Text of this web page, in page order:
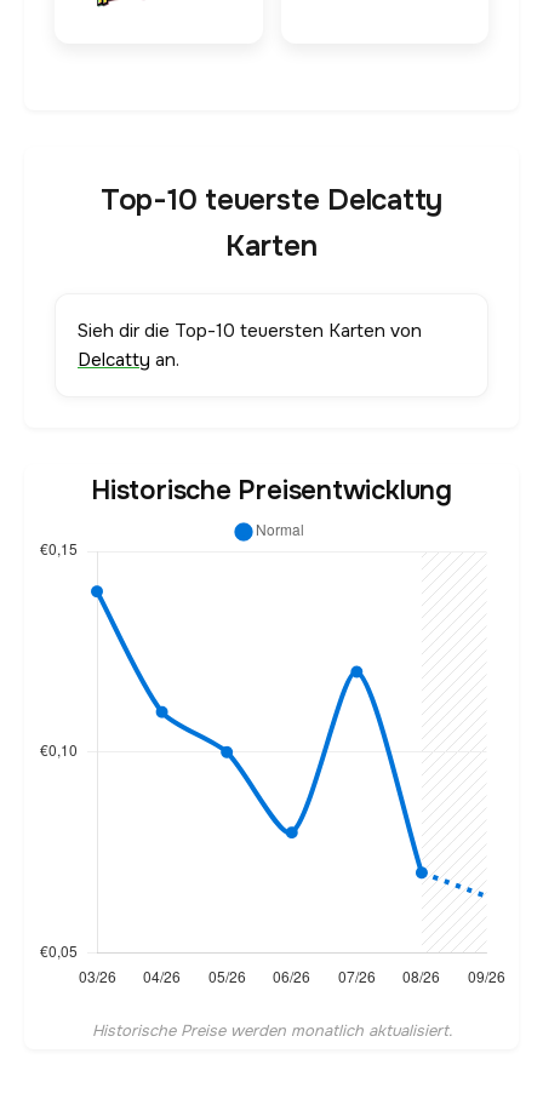
Top-10 teuerste Delcatty
Karten
Sieh dir die Top-10 teuersten Karten von
Delcatty an.
Historische Preisentwicklung
Historische Preise werden monatlich aktualisiert.